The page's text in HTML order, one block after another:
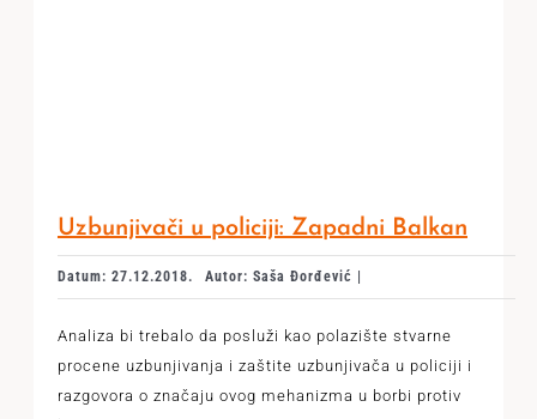
Uzbunjivači u policiji: Zapadni Balkan
Datum: 27.12.2018. Autor: Saša Đorđević |
Analiza bi trebalo da posluži kao polazište stvarne
procene uzbunjivanja i zaštite uzbunjivača u policiji i
razgovora o značaju ovog mehanizma u borbi protiv